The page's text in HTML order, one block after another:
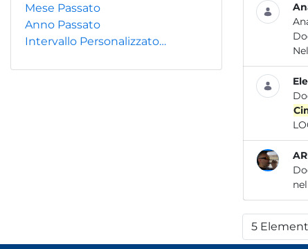
Mese Passato
Anno Passato
Intervallo Personalizzato…
Nel
nel
5 Per